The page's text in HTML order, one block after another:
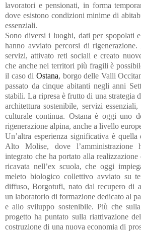
lavoratori e pensionati, in forma
dove esistono condizioni minime di
essenziali.
Sono diversi i luoghi, dati per spopolati
hanno avviato percorsi di
servizi, attivato reti sociali e creato
che anche nei territori più fragili è
il caso di Ostana, borgo delle Valli
passato da cinque abitanti negli anni
stabili. La ripresa è frutto di una strategia
architettura sostenibile, servizi
culturale continua. Ostana è oggi uno
rigenerazione alpina, anche a livello
Un’altra esperienza significativa è
Alto Molise, dove l’amministrazione
integrato che ha portato alla
ricavata nell’ex scuola, che oggi
meleto biologico collettivo avviato su
diffuso, Borgotufi, nato dal recupero di
un laboratorio di formazione dedicato al
e allo sviluppo sostenibile. Più che
progetto ha puntato sulla riattivazione
costruzione di una nuova economia di